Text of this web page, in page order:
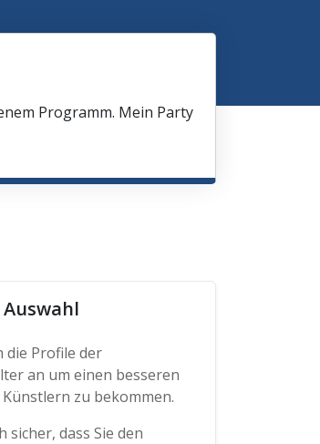
Programm. Mein Party
die Profile der
an um einen besseren
zu bekommen.
sicher, dass Sie den